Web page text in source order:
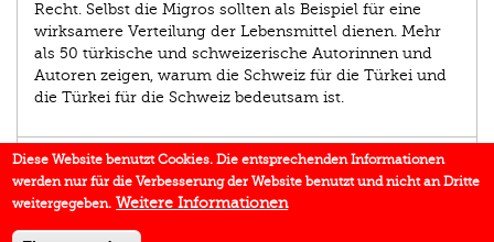
Recht. Selbst die Migros sollten als Beispiel für eine
wirksamere Verteilung der Lebensmittel dienen. Mehr
als 50 türkische und schweizerische Autorinnen und
Autoren zeigen, warum die Schweiz für die Türkei und
die Türkei für die Schweiz bedeutsam ist.
AUTOR/IN
EINBLICK
IN DEN MEDIEN
Diese Website benutzt Cookies. Die entsprechenden Informationen
werden nur für die Verbesserung der Website benutzt und nicht an Dritte
weitergegeben. Weitere Informationen